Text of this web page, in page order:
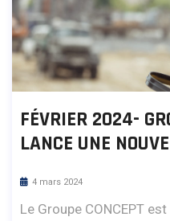
FÉVRIER 2024-
LANCE UNE
4 mars 2024
Le Groupe CONCEPT